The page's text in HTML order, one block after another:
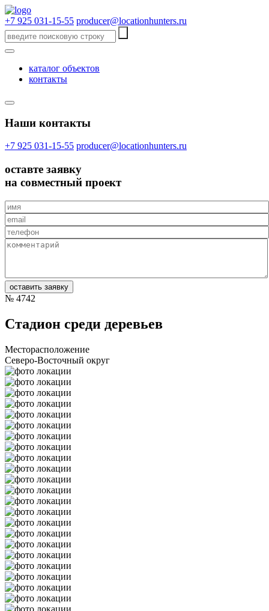
+7 925 031-15-55 producer@locationhunters.ru
каталог объектов
контакты
Наши контакты
+7 925 031-15-55 producer@locationhunters.ru
оставте заявку
на совместный проект
№ 4742
Стадион среди деревьев
Месторасположение
Северо-Восточный округ